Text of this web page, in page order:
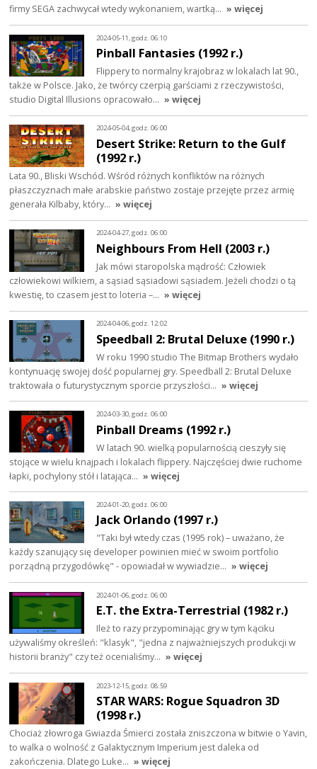
firmy SEGA zachwycał wtedy wykonaniem, wartką… » więcej
2024-05-11, godz. 06:10
Pinball Fantasies (1992 r.)
Flippery to normalny krajobraz w lokalach lat 90.,
także w Polsce. Jako, że twórcy czerpią garściami z rzeczywistości,
studio Digital Illusions opracowało… » więcej
2024-05-04, godz. 06:00
Desert Strike: Return to the Gulf
(1992 r.)
Lata 90., Bliski Wschód. Wśród różnych konfliktów na różnych
płaszczyznach małe arabskie państwo zostaje przejęte przez armię
generała Kilbaby, który… » więcej
2024-04-27, godz. 06:00
Neighbours From Hell (2003 r.)
Jak mówi staropolska mądrość: Człowiek
człowiekowi wilkiem, a sąsiad sąsiadowi sąsiadem. Jeżeli chodzi o tą
kwestię, to czasem jest to loteria –… » więcej
2024-04-06, godz. 12:02
Speedball 2: Brutal Deluxe (1990 r.)
W roku 1990 studio The Bitmap Brothers wydało
kontynuację swojej dość popularnej gry. Speedball 2: Brutal Deluxe
traktowała o futurystycznym sporcie przyszłości… » więcej
2024-03-30, godz. 06:00
Pinball Dreams (1992 r.)
W latach 90. wielką popularnością cieszyły się
stojące w wielu knajpach i lokalach flippery. Najczęściej dwie ruchome
łapki, pochylony stół i latająca… » więcej
2024-01-20, godz. 06:00
Jack Orlando (1997 r.)
"Taki był wtedy czas (1995 rok) – uważano, że
każdy szanujący się developer powinien mieć w swoim portfolio
porządną przygodówkę" - opowiadał w wywiadzie… » więcej
2024-01-06, godz. 06:00
E.T. the Extra-Terrestrial (1982 r.)
Ileż to razy przypominając gry w tym kąciku
używaliśmy określeń: "klasyk", "jedna z najważniejszych produkcji w
historii branży" czy też ocenialiśmy… » więcej
2023-12-15, godz. 08:59
STAR WARS: Rogue Squadron 3D
(1998 r.)
Chociaż złowroga Gwiazda Śmierci została zniszczona w bitwie o Yavin,
to walka o wolność z Galaktycznym Imperium jest daleka od
zakończenia. Dlatego Luke… » więcej